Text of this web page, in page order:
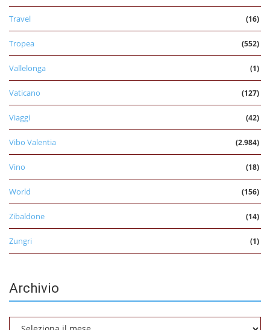
Travel (16)
Tropea (552)
Vallelonga (1)
Vaticano (127)
Viaggi (42)
Vibo Valentia (2.984)
Vino (18)
World (156)
Zibaldone (14)
Zungri (1)
Archivio
Archivio